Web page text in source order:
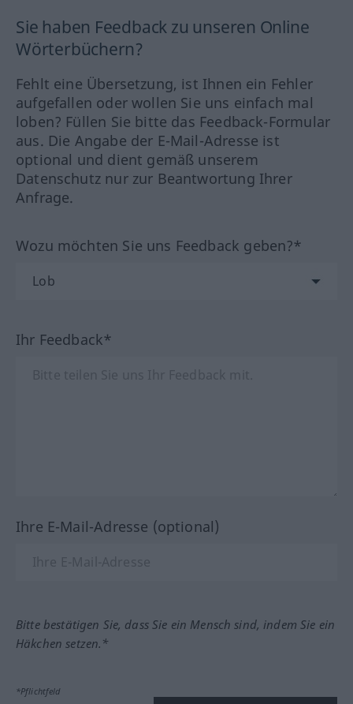
Sie haben Feedback zu unseren Online
Wörterbüchern?
Fehlt eine Übersetzung, ist Ihnen ein Fehler
aufgefallen oder wollen Sie uns einfach mal
loben? Füllen Sie bitte das Feedback-Formular
aus. Die Angabe der E-Mail-Adresse ist
optional und dient gemäß unserem
Datenschutz nur zur Beantwortung Ihrer
Anfrage.
Wozu möchten Sie uns Feedback geben?*
Ihr Feedback*
Ihre E-Mail-Adresse (optional)
Bitte bestätigen Sie, dass Sie ein Mensch sind, indem Sie ein
Häkchen setzen.*
*Pflichtfeld